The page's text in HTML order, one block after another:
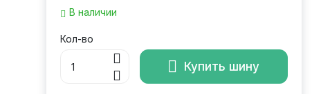
В наличии
Кол-во
Купить шину